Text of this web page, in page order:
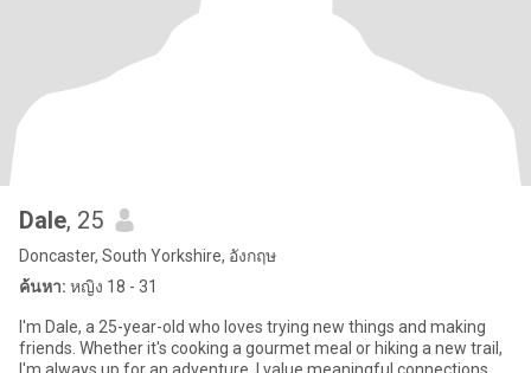
Dale, 25
Doncaster, South Yorkshire, อังกฤษ
ค้นหา: หญิง 18 - 31
I'm Dale, a 25-year-old who loves trying new things and making
friends. Whether it's cooking a gourmet meal or hiking a new trail,